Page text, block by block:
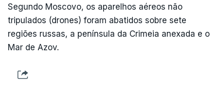
Segundo Moscovo, os aparelhos aéreos não
tripulados (drones) foram abatidos sobre sete
regiões russas, a península da Crimeia anexada e o
Mar de Azov.